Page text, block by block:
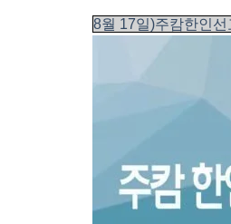
8월 17일)주캄한인선